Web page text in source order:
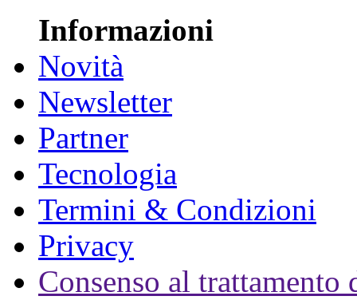
Informazioni
Novità
Newsletter
Partner
Tecnologia
Termini & Condizioni
Privacy
Consenso al trattamento